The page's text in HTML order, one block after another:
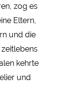
zog es
Eltern,
und die
kehrte
und